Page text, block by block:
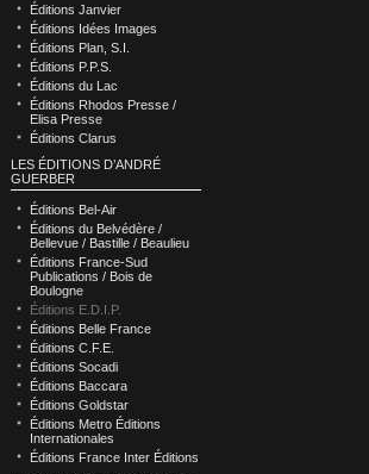
Éditions Janvier
Éditions Idées Images
Éditions Plan, S.I.
Éditions P.P.S.
Éditions du Lac
Éditions Rhodos Presse /
Elisa Presse
Éditions Clarus
LES ÉDITIONS D’ANDRÉ
GUERBER
Éditions Bel-Air
Éditions du Belvédère /
Bellevue / Bastille / Beaulieu
Éditions France-Sud
Publications / Bois de
Boulogne
Éditions E.D.I.P.
Éditions Belle France
Éditions C.F.E.
Éditions Socadi
Éditions Baccara
Éditions Goldstar
Éditions Metro Éditions
Internationales
Éditions France Inter Éditions